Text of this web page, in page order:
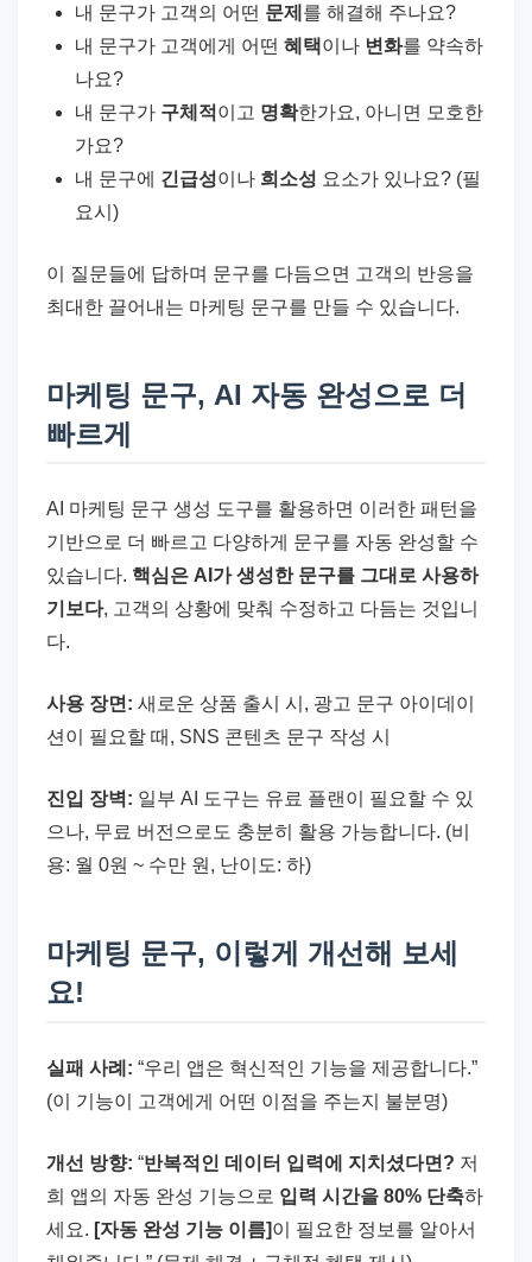
내 문구가 고객의 어떤 문제 를 해결해 주나요?
내 문구가 고객에게 어떤 혜택이나 변화를 약속하
나요?
내 문구가 구체적 이고 명확한가요, 아니면 모호한
가요?
내 문구에 긴급성이나 희소성 요소가 있나요? (필
요시)
이 질문들에 답하며 문구를 다듬으면 고객의 반응을
최대한 끌어내는 마케팅 문구를 만들 수 있습니다.
마케팅 문구, AI 자동 완성으로 더
빠르게
AI 마케팅 문구 생성 도구를 활용하면 이러한 패턴을
기반으로 더 빠르고 다양하게 문구를 자동 완성할 수
있습니다. 핵심은 AI가 생성한 문구를 그대로 사용하
기보다, 고객의 상황에 맞춰 수정하고 다듬는 것입니
다.
사용 장면: 새로운 상품 출시 시, 광고 문구 아이데이
션이 필요할 때, SNS 콘텐츠 문구 작성 시
진입 장벽: 일부 AI 도구는 유료 플랜이 필요할 수 있
으나, 무료 버전으로도 충분히 활용 가능합니다. (비
용: 월 0원 ~ 수만 원, 난이도: 하)
마케팅 문구, 이렇게 개선해 보세
요!
실패 사례: “우리 앱은 혁신적인 기능을 제공합니다.”
(이 기능이 고객에게 어떤 이점을 주는지 불분명)
개선 방향: “반복적인 데이터 입력에 지치셨다면? 저
희 앱의 자동 완성 기능으로 입력 시간을 80% 단축하
세요. [자동 완성 기능 이름]이 필요한 정보를 알아서